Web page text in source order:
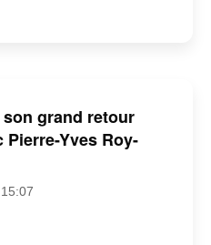
grand retour
Yves Roy-